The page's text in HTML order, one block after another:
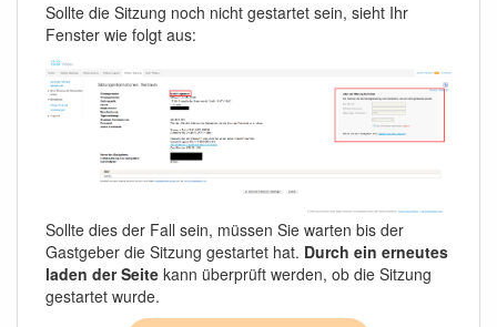
Sollte die Sitzung noch nicht gestartet sein, sieht Ihr
Fenster wie folgt aus:
Sollte dies der Fall sein, müssen Sie warten bis der
Gastgeber die Sitzung gestartet hat. Durch ein erneutes
laden der Seite kann überprüft werden, ob die Sitzung
gestartet wurde.